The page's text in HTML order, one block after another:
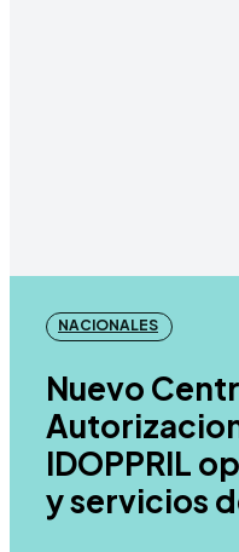
NACIONALES
Nuevo
IDOPPRIL
y servicios